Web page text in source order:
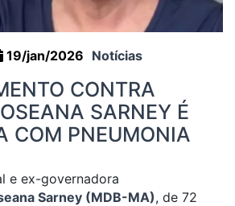
19/jan/2026 Notícias
CONTRA
SARNEY É
COM PNEUMONIA
e ex-governadora
Sarney (MDB-MA), de 72